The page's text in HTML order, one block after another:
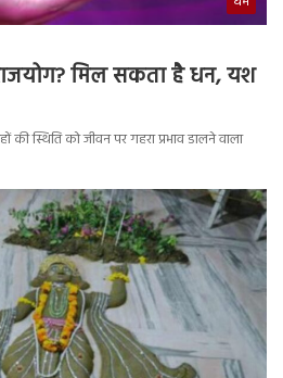
मिल सकता है धन, यश
की स्थिति को जीवन पर गहरा प्रभाव डालने वाला